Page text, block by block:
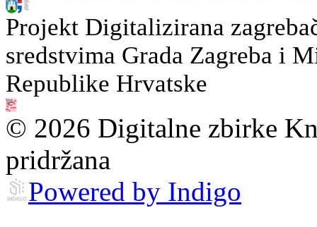
Projekt Digitalizirana
sredstvima Grada Zagreba i
Republike Hrvatske
© 2026 Digitalne zbirke
pridržana
Powered by Indigo